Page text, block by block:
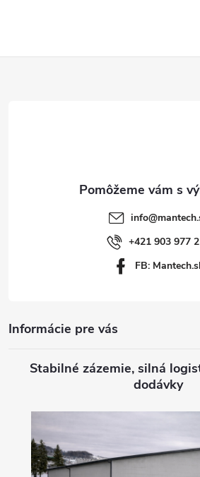
info@
+421 903 977
FB:
Informácie pre vás
Stabilné zázemie, silná
dodávky